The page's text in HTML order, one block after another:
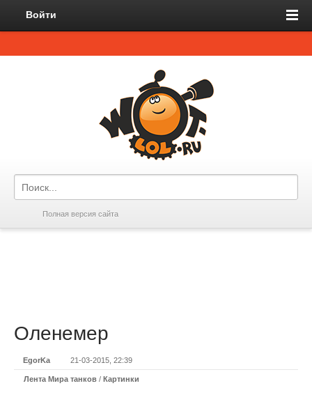
Войти
Полная версия сайта
Оленемер
EgorKa 21-03-2015, 22:39
Лента Мира танков / Картинки